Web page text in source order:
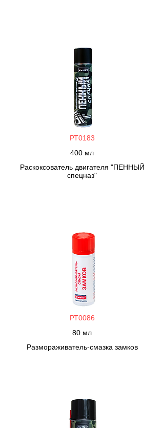
РТ0183
400 мл
Раскоксователь двигателя "ПЕННЫЙ
спецназ"
РТ0086
80 мл
Размораживатель-смазка замков